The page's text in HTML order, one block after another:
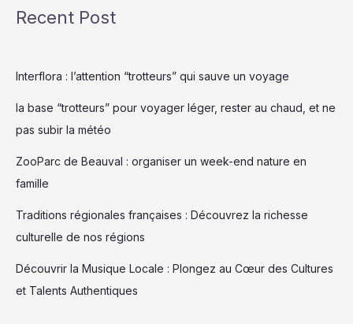
Recent Post
Interflora : l’attention “trotteurs” qui sauve un voyage
la base “trotteurs” pour voyager léger, rester au chaud, et ne
pas subir la météo
ZooParc de Beauval : organiser un week-end nature en
famille
Traditions régionales françaises : Découvrez la richesse
culturelle de nos régions
Découvrir la Musique Locale : Plongez au Cœur des Cultures
et Talents Authentiques